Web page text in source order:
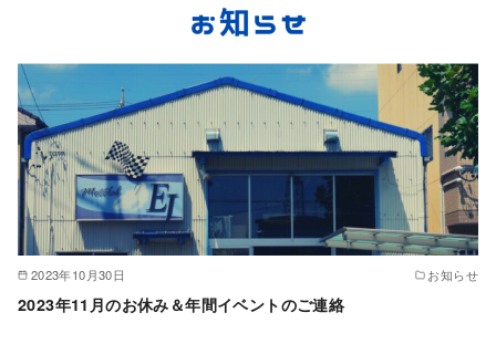
2023年10月30日 お知らせ
2023年11月のお休み＆年間イベントのご連絡